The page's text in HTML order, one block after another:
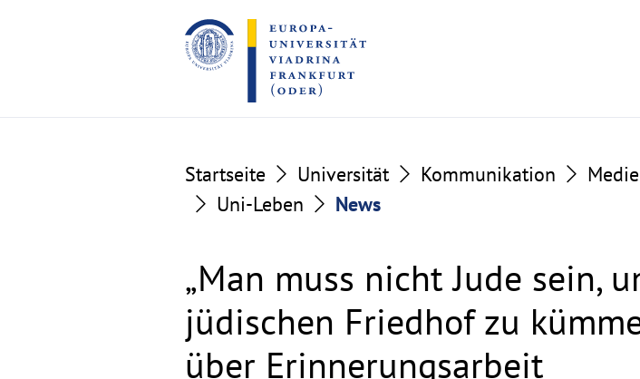
to
the
content
to
the
footer
Startseite Universität Kommunikation
Uni-Leben
News
„Man muss nicht Jude sein,
jüdischen Friedhof zu
über Erinnerungsarbeit